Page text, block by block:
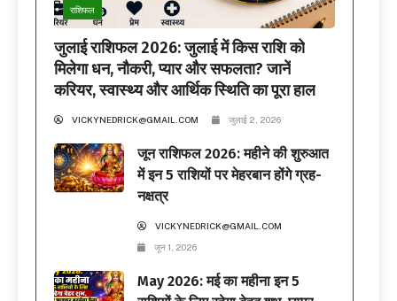
राशिफल
जुलाई राशिफल 2026: जुलाई में किस राशि को
मिलेगा धन, नौकरी, प्यार और सफलता? जानें
करियर, स्वास्थ्य और आर्थिक स्थिति का पूरा हाल
VICKYNEDRICK@GMAIL.COM जुलाई 2, 2026
जून राशिफल 2026: महीने की शुरुआत
में इन 5 राशियों पर मेहरबान होंगे ग्रह-
नक्षत्र
VICKYNEDRICK@GMAIL.COM
जून 1, 2026
May 2026: मई का महीना इन 5